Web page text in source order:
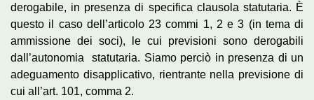
derogabile, in presenza di specifica clausola statutaria. È
questo il caso dell’articolo 23 commi 1, 2 e 3 (in tema di
ammissione dei soci), le cui previsioni sono derogabili
dall’autonomia statutaria. Siamo perciò in presenza di un
adeguamento disapplicativo, rientrante nella previsione di
cui all’art. 101, comma 2.